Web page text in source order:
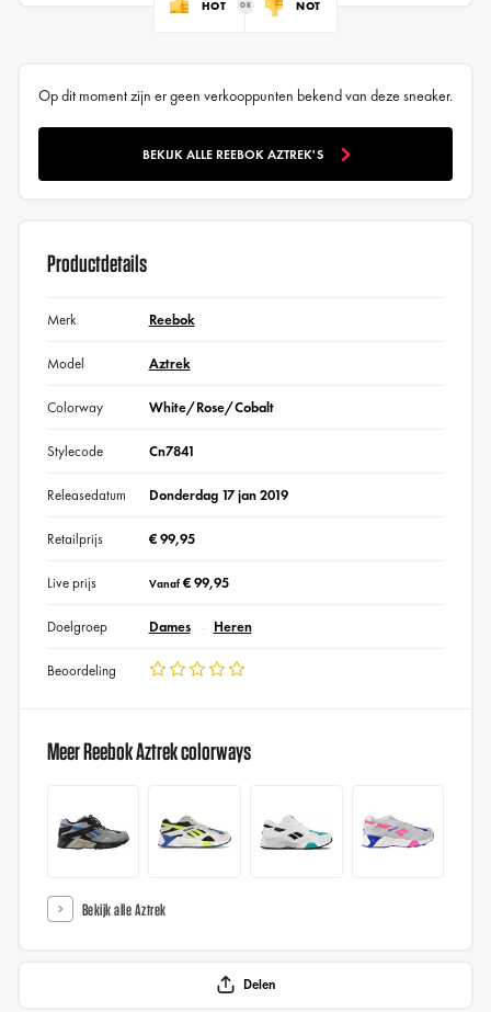
HOT NOT
Op dit moment zijn er geen verkooppunten bekend van deze sneaker.
BEKIJK ALLE REEBOK AZTREK'S
Productdetails
Merk Reebok
Model Aztrek
Colorway White/Rose/Cobalt
Stylecode Cn7841
Releasedatum Donderdag 17 jan 2019
Retailprijs € 99,95
Live prijs Vanaf€ 99,95
Doelgroep Dames Heren
Beoordeling
Meer Reebok Aztrek colorways
Bekijk alle Aztrek
Delen